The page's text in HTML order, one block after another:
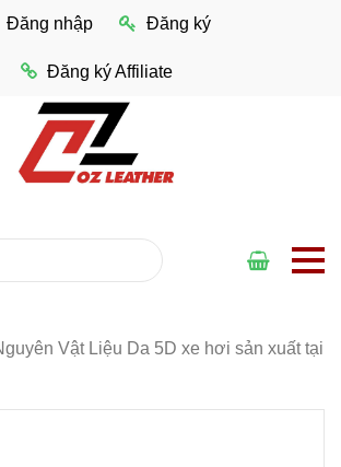
Đăng nhập Đăng ký
Đăng ký Affiliate
Vật Liệu Da 5D xe hơi sản xuất tại